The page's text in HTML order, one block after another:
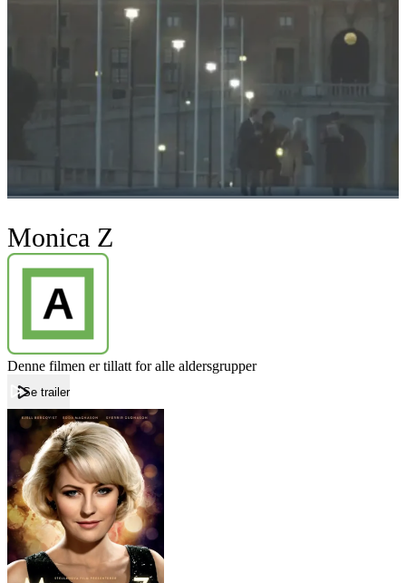
Monica Z
Denne filmen er tillatt for alle aldersgrupper
Se trailer
ForsideMonica Z
Monica Z
Film
Forfatter:
Leverandør:
Norgesfilm AS
Lisens: